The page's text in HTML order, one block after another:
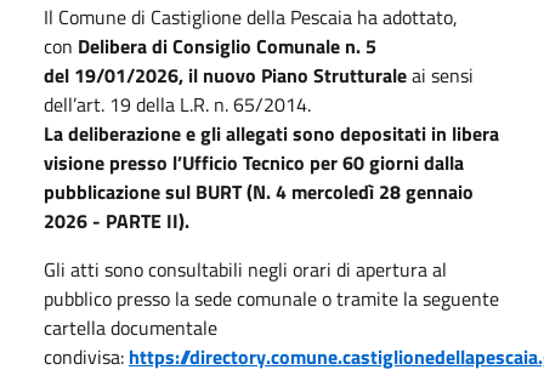
Il Comune di Castiglione della Pescaia ha adottato,
con Delibera di Consiglio Comunale n. 5
del 19/01/2026, il nuovo Piano Strutturaleai sensi
dell’art. 19 della L.R. n. 65/2014.
La deliberazione e gli allegati sono depositati in libera
visione presso l’Ufficio Tecnico per 60 giorni dalla
pubblicazione sul BURT(N. 4 mercoledì 28 gennaio
2026- PARTE II).
Gli atti sono consultabili negli orari di apertura al
pubblico presso la sede comunale o tramite la seguente
cartella documentale
condivisa: https://